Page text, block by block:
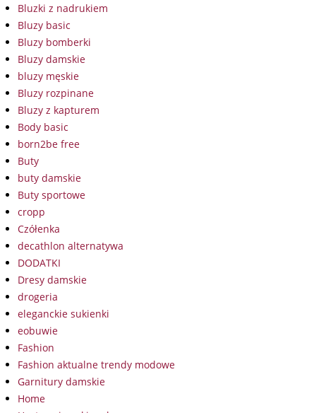
Bluzki z nadrukiem
Bluzy basic
Bluzy bomberki
Bluzy damskie
bluzy męskie
Bluzy rozpinane
Bluzy z kapturem
Body basic
born2be free
Buty
buty damskie
Buty sportowe
cropp
Czółenka
decathlon alternatywa
DODATKI
Dresy damskie
drogeria
eleganckie sukienki
eobuwie
Fashion
Fashion aktualne trendy modowe
Garnitury damskie
Home